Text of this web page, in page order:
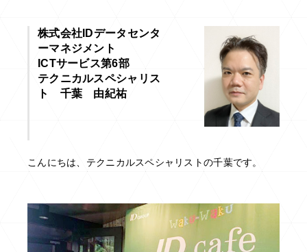
株式会社IDデータセンタ
ーマネジメント
ICTサービス第6部
テクニカルスペシャリス
ト 千葉 由紀祐
こんにちは、テクニカルスペシャリストの千葉です。